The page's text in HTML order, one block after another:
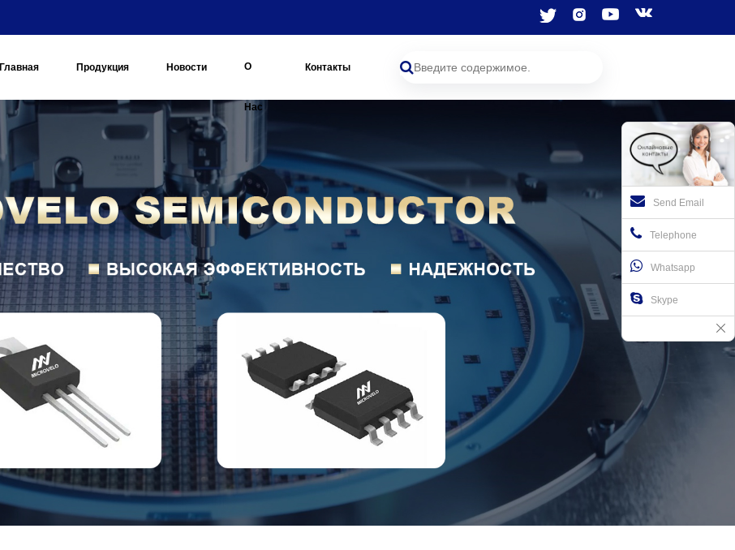
Главная Продукция Новости О
Нас
Контакты
Send Email
Telephone
Whatsapp
Skype